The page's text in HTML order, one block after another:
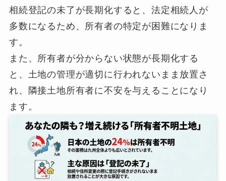
相続登記の未了が長期化すると、法定相続人が
多数になるため、所有者の特定が困難になりま
す。
また、所有者が分からない状態が長期化する
と、土地の管理が適切に行われないまま放置さ
れ、隣接土地所有者に不安を与えることになり
ます。